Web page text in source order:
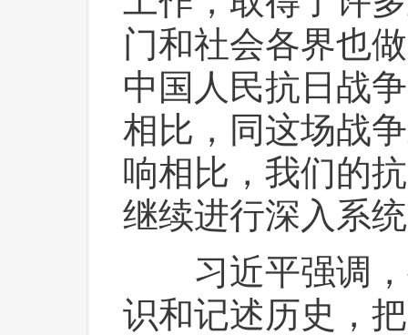
门和社会各界也
中国人民抗日战
相比，同这场战
响相比，我们的
继续进行深入系
习近平强调，
识和记述历史，